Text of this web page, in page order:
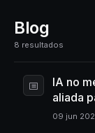
Blog
8 resultados
IA no
aliada
09 jun